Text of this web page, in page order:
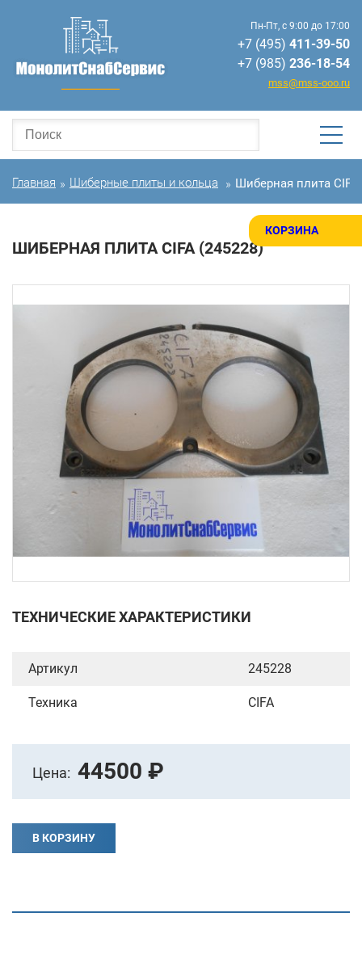
КОРЗИНА
Пн-Пт, с 9:00 до 17:00
+7 (495) 411-39-50
+7 (985) 236-18-54
mss@mss-ooo.ru
Главная » Шиберные плиты и кольца » Шиберная плита CIFA
ШИБЕРНАЯ ПЛИТА CIFA (245228)
ТЕХНИЧЕСКИЕ ХАРАКТЕРИСТИКИ
Артикул 245228
Техника CIFA
Цена: 44500 ₽
В КОРЗИНУ